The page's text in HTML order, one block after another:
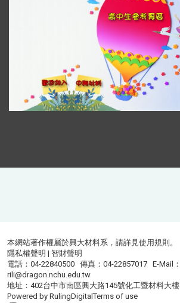
本網站著作權屬於興大材料系，請詳見使用規則 。
隱私權聲明 |智財聲明
電話：04-22840500 傳真：04-22857017 E-Mail：
rili@dragon.nchu.edu.tw
地址：402台中市南區興大路145號化工暨材料大樓
Powered byRulingDigitalTerms of use